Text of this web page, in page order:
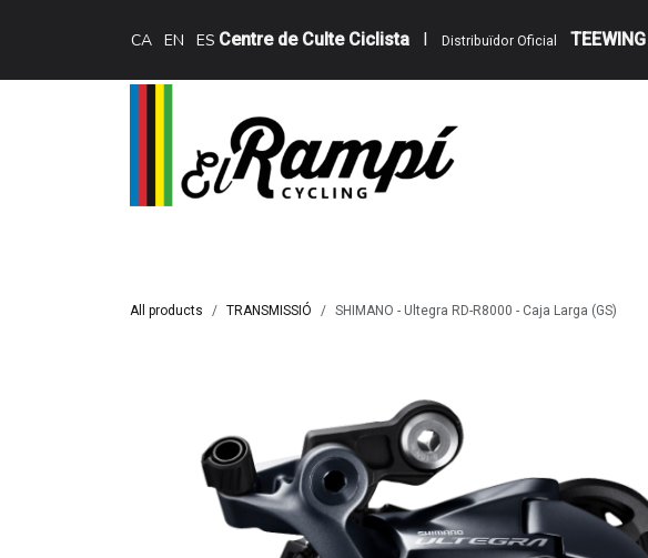
CA EN ES Centre de Culte Ciclista I Distribuïdor Oficial TEEWING
All products TRANSMISSIÓ SHIMANO - Ultegra RD-R8000 - Caja Larga (GS)